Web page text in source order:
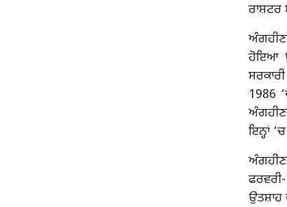
ਰਾਸ਼ਟਰ
ਹੋਇਆ
1986
ਇਨ੍ਹਾਂ
ਉਤਸ਼ਾਹ